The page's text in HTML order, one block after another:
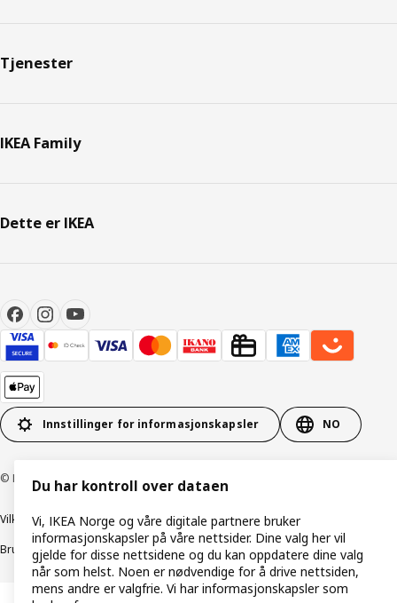
Tjenester
IKEA Family
Dette er IKEA
Innstillinger for informasjonskapsler NO
© Inter IKEA Systems B.V. 1999–2026
Vilkår og betingelserRetningslinjer for personvern
Bruk av informasjonskapsler (Cookies) Retningslinjer for ansvarlig avsløring
Du har kontroll over dataen
Vi, IKEA Norge og våre digitale partnere bruker
informasjonskapsler på våre nettsider. Dine valg her vil
gjelde for disse nettsidene og du kan oppdatere dine valg
når som helst. Noen er nødvendige for å drive nettsiden,
mens andre er valgfrie. Vi har informasjonskapsler som